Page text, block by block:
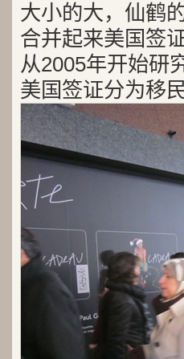
大小的大，仙鹤
合并起来美国签
从2005年开始研
美国签证分为移